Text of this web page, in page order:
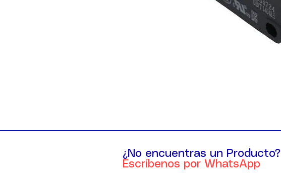
¿No encuentras un Producto?
Escríbenos por WhatsApp